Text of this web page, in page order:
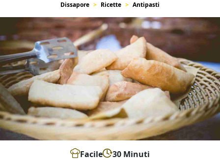
Dissapore Ricette Antipasti
Facile 30 Minuti